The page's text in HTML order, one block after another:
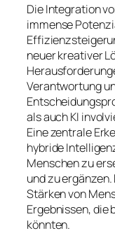
Die Integration
immense
neuer kreativer
Verantwortung
als auch KI
Eine zentrale
hybride
Menschen zu
und zu
Stärken von
Ergebnissen, die
könnten.